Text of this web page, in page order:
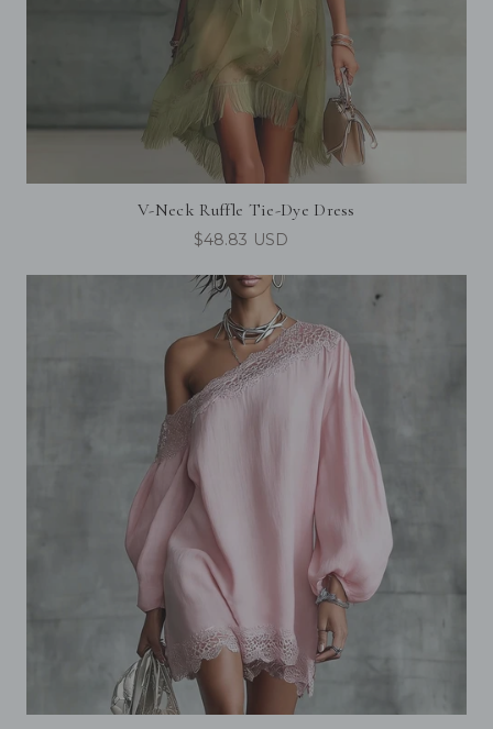
V-Neck Ruffle Tie-Dye Dress
$48.83 USD